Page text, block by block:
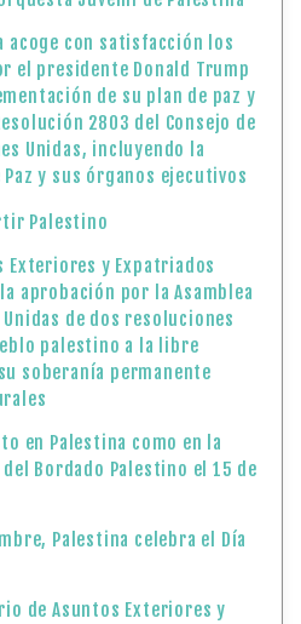
acoge con satisfacción los
el presidente Donald Trump
de su plan de paz y
2803 del Consejo de
Unidas, incluyendo la
y sus órganos ejecutivos
Palestino
Exteriores y Expatriados
aprobación por la Asamblea
de dos resoluciones
palestino a la libre
soberanía permanente
en Palestina como en la
Bordado Palestino el 15 de
Palestina celebra el Día
de Asuntos Exteriores y